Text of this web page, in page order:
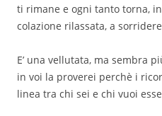
ti rimane e ogni tanto torna,
colazione rilassata, a
E’ una vellutata, ma sembra
in voi la proverei perchè i
linea tra chi sei e chi vuoi